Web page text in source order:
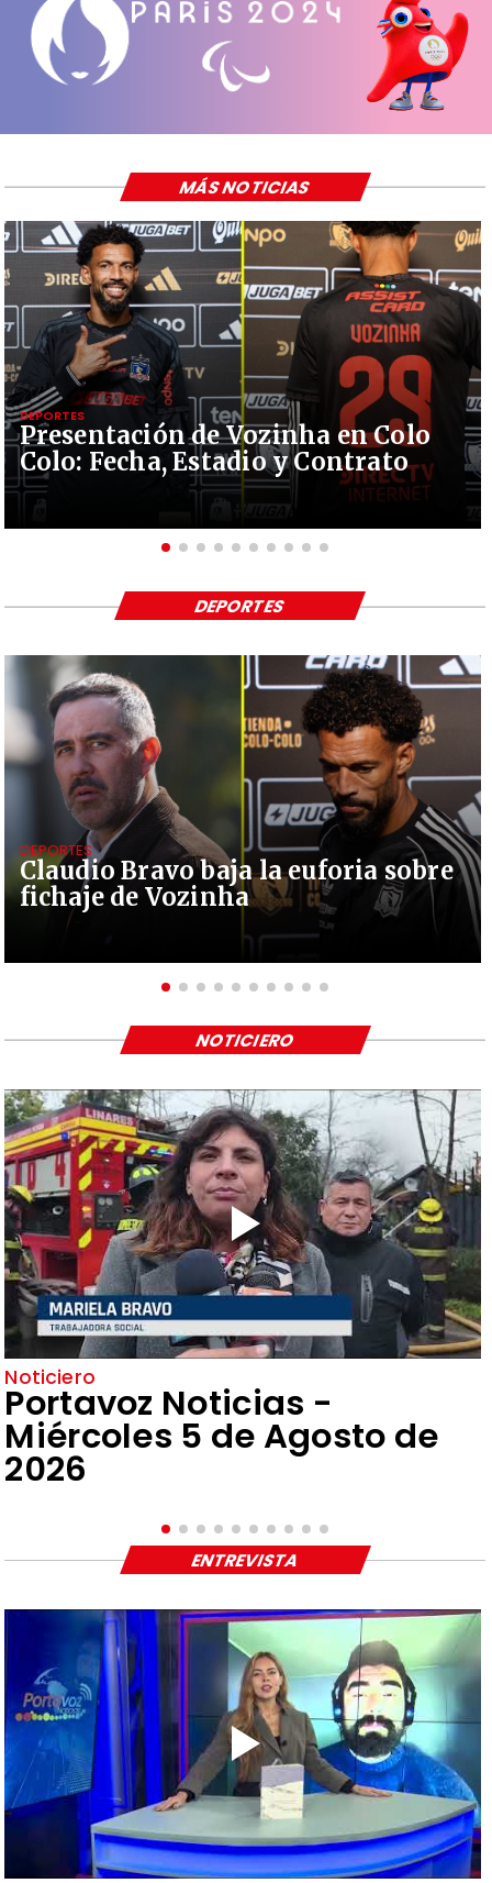
Presentación de Vozinha en Colo
Colo: Fecha, Estadio y Contrato
DEPORTES
MÁS NOTICIAS
Claudio Bravo baja la euforia sobre
fichaje de Vozinha
DEPORTES
DEPORTES
Noticiero
Portavoz Noticias -
Miércoles 5 de Agosto de
2026
NOTICIERO
ENTREVISTA